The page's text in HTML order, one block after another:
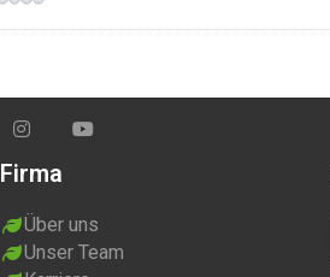
Firma
Über uns
Unser Team